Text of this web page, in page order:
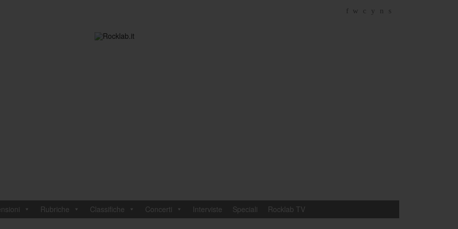
f w c y n s
Rubriche Classifiche Concerti Interviste Speciali Rocklab TV